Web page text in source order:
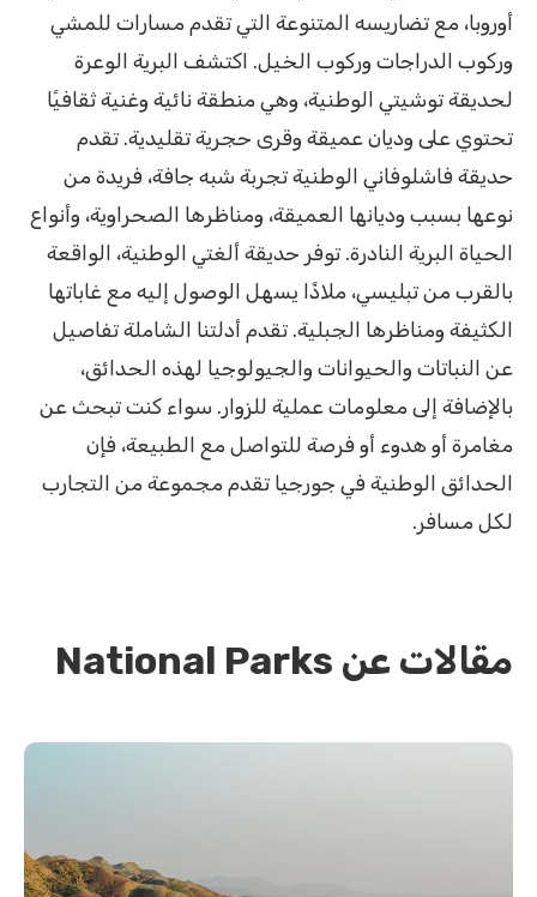
أوروبا، مع تضاريسه المتنوعة التي تقدم مسارات للمشي
وركوب الدراجات وركوب الخيل. اكتشف البرية الوعرة
لحديقة توشيتي الوطنية، وهي منطقة نائية وغنية ثقافيًا
تحتوي على وديان عميقة وقرى حجرية تقليدية. تقدم
حديقة فاشلوفاني الوطنية تجربة شبه جافة، فريدة من
نوعها بسبب وديانها العميقة، ومناظرها الصحراوية، وأنواع
الحياة البرية النادرة. توفر حديقة ألغتي الوطنية، الواقعة
بالقرب من تبليسي، ملاذًا يسهل الوصول إليه مع غاباتها
الكثيفة ومناظرها الجبلية. تقدم أدلتنا الشاملة تفاصيل
عن النباتات والحيوانات والجيولوجيا لهذه الحدائق،
بالإضافة إلى معلومات عملية للزوار. سواء كنت تبحث عن
مغامرة أو هدوء أو فرصة للتواصل مع الطبيعة، فإن
الحدائق الوطنية في جورجيا تقدم مجموعة من التجارب
لكل مسافر.
مقالات عن National Parks